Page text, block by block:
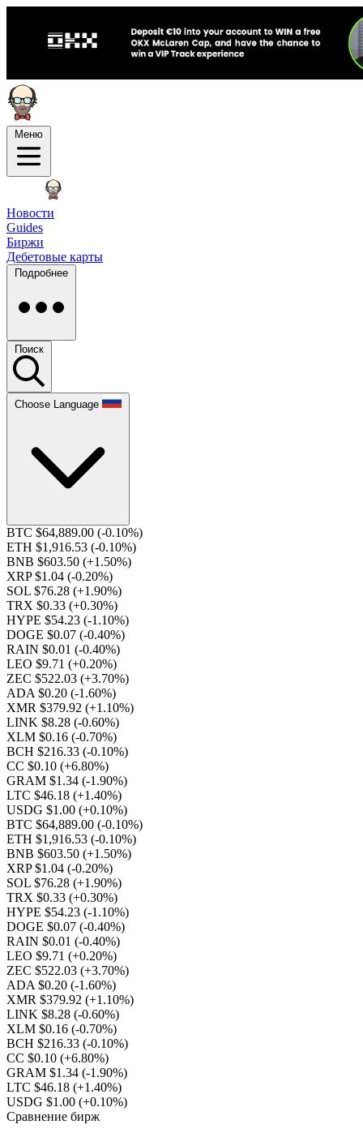
Меню
Новости
Guides
Биржи
Дебетовые карты
Подробнее
Поиск
Choose Language
BTC $64,889.00 (-0.10%)
ETH $1,916.53 (-0.10%)
BNB $603.50 (+1.50%)
XRP $1.04 (-0.20%)
SOL $76.28 (+1.90%)
TRX $0.33 (+0.30%)
HYPE $54.23 (-1.10%)
DOGE $0.07 (-0.40%)
RAIN $0.01 (-0.40%)
LEO $9.71 (+0.20%)
ZEC $522.03 (+3.70%)
ADA $0.20 (-1.60%)
XMR $379.92 (+1.10%)
LINK $8.28 (-0.60%)
XLM $0.16 (-0.70%)
BCH $216.33 (-0.10%)
CC $0.10 (+6.80%)
GRAM $1.34 (-1.90%)
LTC $46.18 (+1.40%)
USDG $1.00 (+0.10%)
BTC $64,889.00 (-0.10%)
ETH $1,916.53 (-0.10%)
BNB $603.50 (+1.50%)
XRP $1.04 (-0.20%)
SOL $76.28 (+1.90%)
TRX $0.33 (+0.30%)
HYPE $54.23 (-1.10%)
DOGE $0.07 (-0.40%)
RAIN $0.01 (-0.40%)
LEO $9.71 (+0.20%)
ZEC $522.03 (+3.70%)
ADA $0.20 (-1.60%)
XMR $379.92 (+1.10%)
LINK $8.28 (-0.60%)
XLM $0.16 (-0.70%)
BCH $216.33 (-0.10%)
CC $0.10 (+6.80%)
GRAM $1.34 (-1.90%)
LTC $46.18 (+1.40%)
USDG $1.00 (+0.10%)
Сравнение бирж